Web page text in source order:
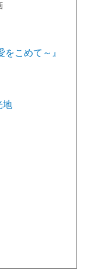
こめて～』
地